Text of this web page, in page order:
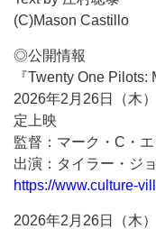
(C)Mason Castillo
◎公開情報
『Twenty One Pilots:
2026年2月26日（木
定上映
監督：マーク・C・
出演：タイラー・ジ
https://www.culture-
2026年2月26日（木